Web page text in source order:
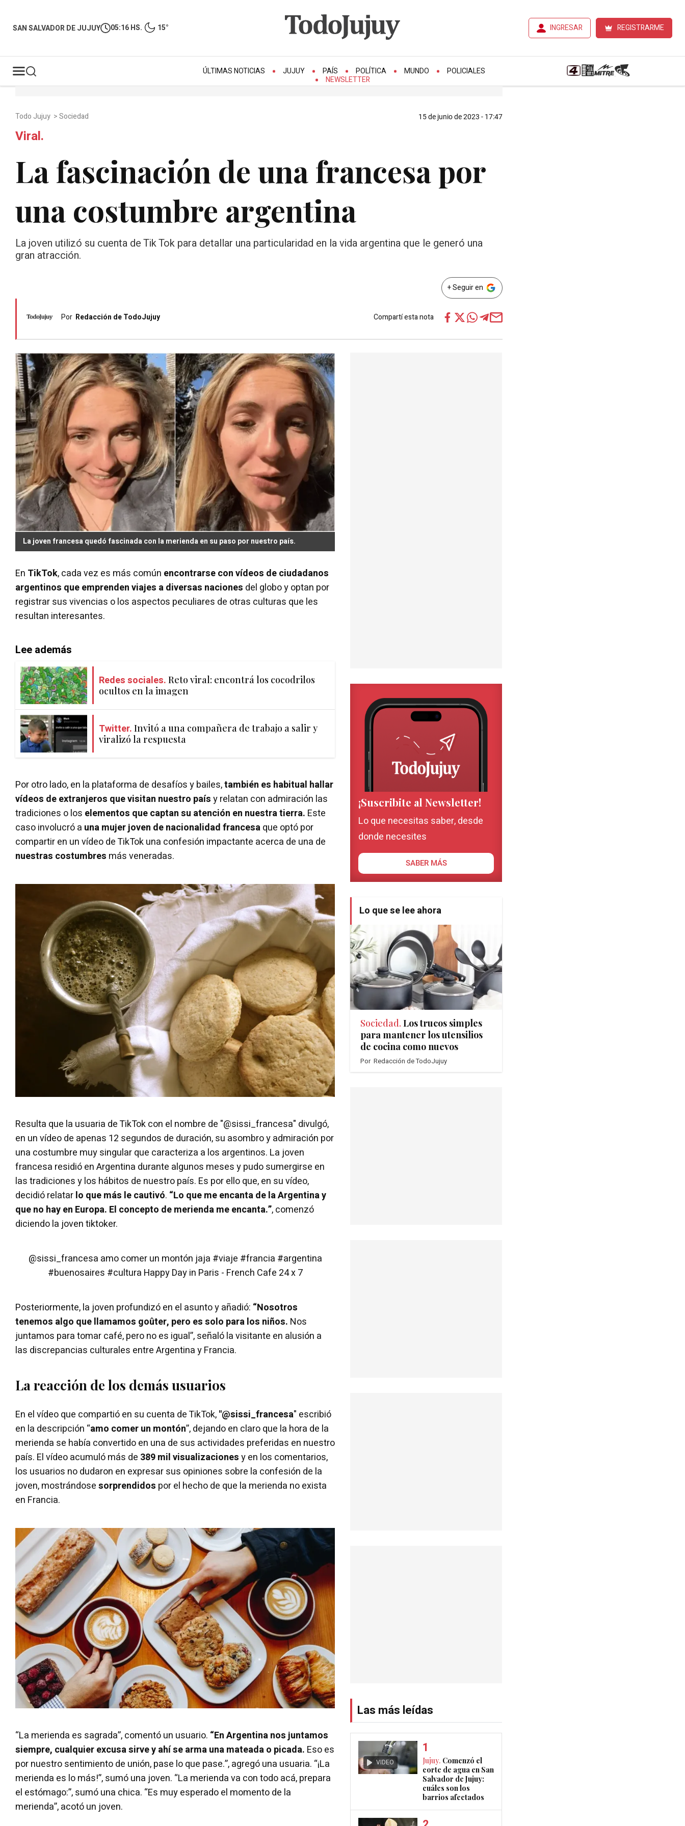
SAN SALVADOR DE JUJUY 05:16 HS. 15° INGRESAR REGISTRARME
ÚLTIMAS NOTICIAS JUJUY PAÍS POLÍTICA MUNDO
POLICIALES
NEWSLETTER
Todo Jujuy >Sociedad 15 de junio de 2023 - 17:47
Viral.
La fascinación de una francesa por
una costumbre argentina
La joven utilizó su cuenta de Tik Tok para detallar una particularidad en la vida argentina que le generó una
gran atracción.
+ Seguir en
Por Redacción de TodoJujuy Compartí esta nota
La joven francesa quedó fascinada con la merienda en su paso por nuestro país.
En TikTok, cada vez es más común encontrarse con vídeos de ciudadanos
argentinos que emprenden viajes a diversas naciones del globo y optan por
registrar sus vivencias o los aspectos peculiares de otras culturas que les
resultan interesantes.
Lee además
Redes sociales. Reto viral: encontrá los cocodrilos
ocultos en la imagen
Twitter. Invitó a una compañera de trabajo a salir y
viralizó la respuesta
Por otro lado, en la plataforma de desafíos y bailes,también es habitual hallar
vídeos de extranjeros que visitan nuestro paísy relatan con admiración las
tradiciones o los elementos que captan su atención en nuestra tierra. Este
caso involucró a una mujer joven de nacionalidad francesaque optó por
compartir en un vídeo de TikTok una confesión impactante acerca de una de
nuestras costumbres más veneradas.
Resulta que la usuaria de TikTok con el nombre de "@sissi_francesa" divulgó,
en un vídeo de apenas 12 segundos de duración, su asombro y admiración por
una costumbre muy singular que caracteriza a los argentinos. La joven
francesa residió en Argentina durante algunos meses y pudo sumergirse en
las tradiciones y los hábitos de nuestro país. Es por ello que, en su vídeo,
decidió relatarlo que más le cautivó. “Lo que me encanta de la Argentina y
que no hay en Europa. El concepto de merienda me encanta.”, comenzó
diciendo la joven tiktoker.
@sissi_francesa amo comer un montón jaja #viaje #francia #argentina
#buenosaires #cultura Happy Day in Paris - French Cafe 24 x 7
Posteriormente, la joven profundizó en el asunto y añadió: “Nosotros
tenemos algo que llamamos goûter, pero es solo para los niños. Nos
juntamos para tomar café, pero no es igual”, señaló la visitante en alusión a
las discrepancias culturales entre Argentina y Francia.
La reacción de los demás usuarios
En el vídeo que compartió en su cuenta de TikTok,"@sissi_francesa" escribió
en la descripción “amo comer un montón”, dejando en claro que la hora de la
merienda se había convertido en una de sus actividades preferidas en nuestro
país. El vídeo acumuló más de 389 mil visualizacionesy en los comentarios,
los usuarios no dudaron en expresar sus opiniones sobre la confesión de la
joven, mostrándosesorprendidos por el hecho de que la merienda no exista
en Francia.
“La merienda es sagrada”, comentó un usuario. “En Argentina nos juntamos
siempre, cualquier excusa sirve y ahí se arma una mateada o picada. Eso es
por nuestro sentimiento de unión, pase lo que pase.”, agregó una usuaria. “¡La
merienda es lo más!”, sumó una joven. “La merienda va con todo acá, prepara
el estómago:”, sumó una chica. “Es muy esperado el momento de la
merienda”, acotó un joven.
¡Suscribite al Newsletter!
Lo que necesitas saber, desde
donde necesites
SABER MÁS
Lo que se lee ahora
Sociedad. Los trucos simples
para mantener los utensilios
de cocina como nuevos
Por Redacción de TodoJujuy
Las más leídas
VIDEO Jujuy. Comenzó el
corte de agua en San
Salvador de Jujuy:
cuáles son los
barrios afectados